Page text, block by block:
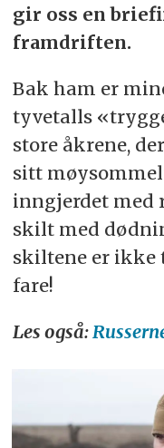
gir oss en
framdriften.
Bak ham er
tyvetalls
store åkrene,
sitt
inngjerdet med
skilt med
skiltene er ikke
fare!
Les også: